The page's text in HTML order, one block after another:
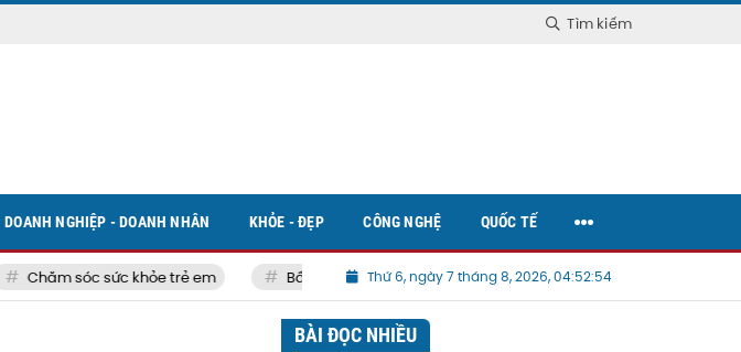
Tìm kiếm
Chăm sóc sức khỏe trẻ em Bất động sản Việt NamThứ 6, ngày 7 tháng 8, 2026, 04:52:55
DOANH NGHIỆP - DOANH NHÂN KHỎE - ĐẸP CÔNG NGHỆ QUỐC TẾ
BÀI ĐỌC NHIỀU